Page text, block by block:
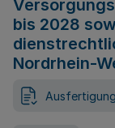
bis 2028
Nordrhein-